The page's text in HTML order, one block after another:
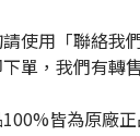
使用「聯絡我
單，我們有轉
皆為原廠